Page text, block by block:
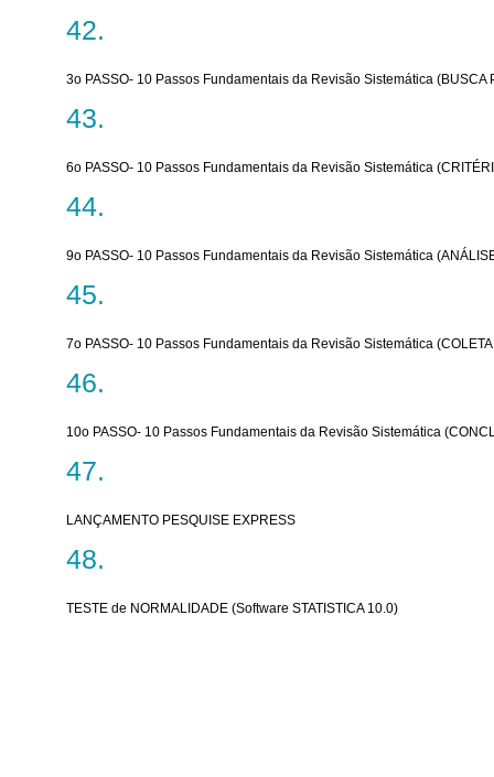
3o PASSO- 10 Passos Fundamentais da Revisão Sistemática (BUSCA
6o PASSO- 10 Passos Fundamentais da Revisão Sistemática
9o PASSO- 10 Passos Fundamentais da Revisão Sistemática
7o PASSO- 10 Passos Fundamentais da Revisão Sistemática
10o PASSO- 10 Passos Fundamentais da Revisão Sistemática
LANÇAMENTO PESQUISE EXPRESS
TESTE de NORMALIDADE (Software STATISTICA 10.0)